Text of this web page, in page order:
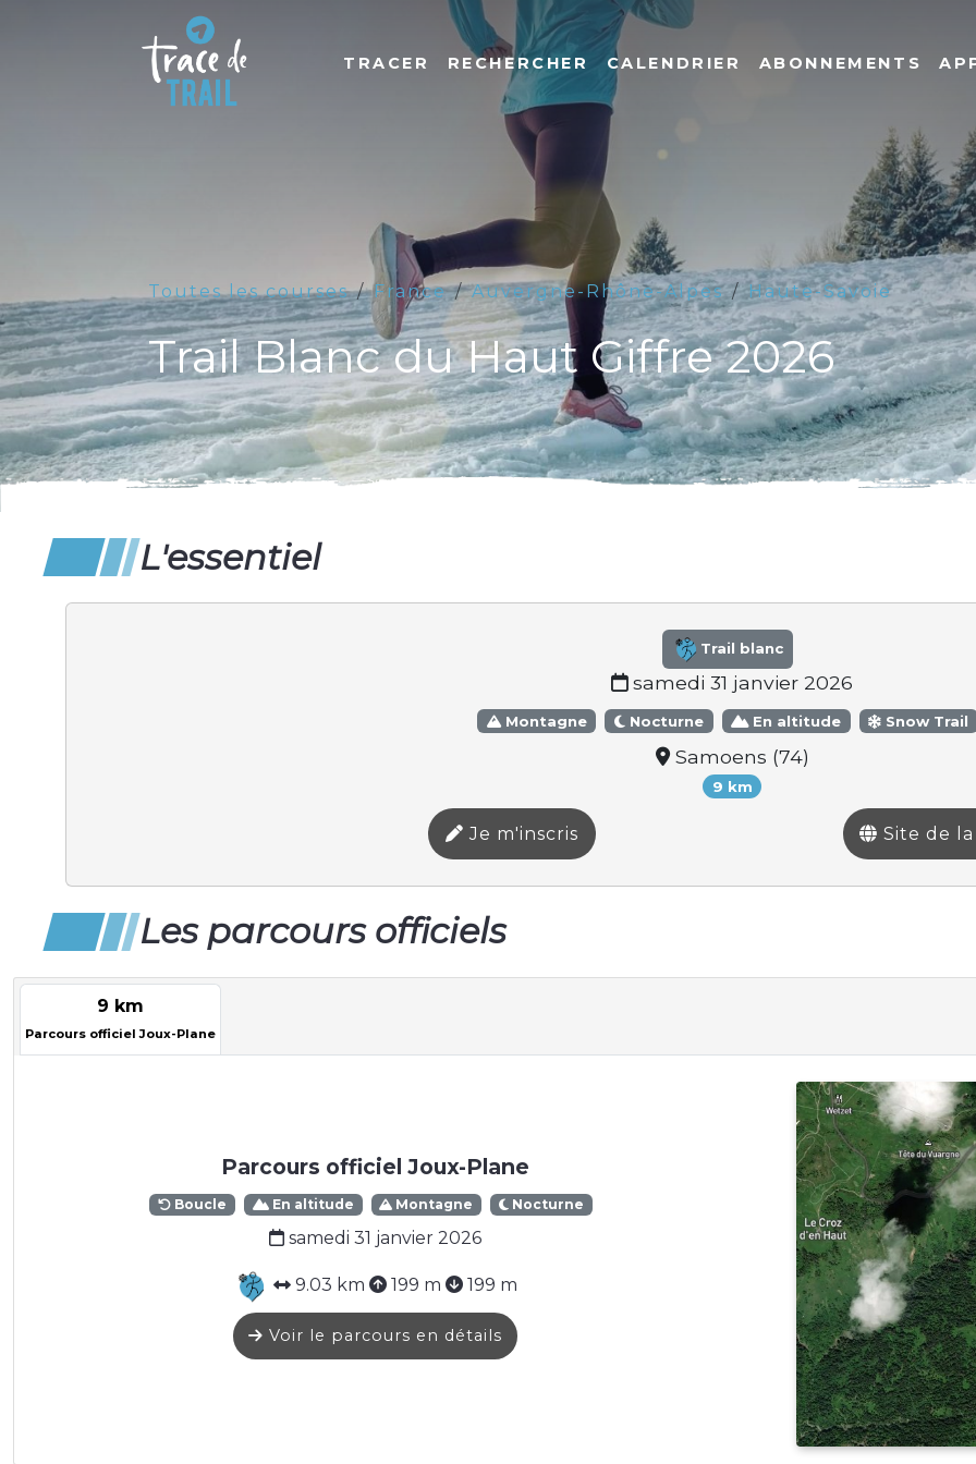
TRACER RECHERCHER CALENDRIER ABONNEMENTS
Toutes les courses France Auvergne-Rhône-Alpes Haute-Savoie
Trail Blanc du Haut Giffre 2026
L'essentiel
Trail blanc
samedi 31 janvier 2026
Montagne Nocturne En altitude Snow Trail
Samoens (74)
9 km
Je m'inscris Site de
Les parcours officiels
9 km
Parcours officiel Joux-Plane
Parcours officiel Joux-Plane
Boucle En altitude Montagne Nocturne
samedi 31 janvier 2026
9.03 km 199 m 199 m
Voir le parcours en détails